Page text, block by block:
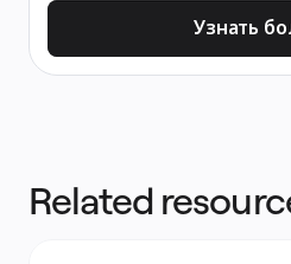
Узнать
Related